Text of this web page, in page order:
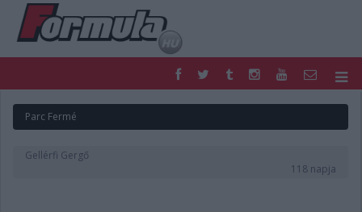
FORMULA
MOTOR
NEMZETKÖZI
Parc Fermé
Gellérfi Gergő
118 napja